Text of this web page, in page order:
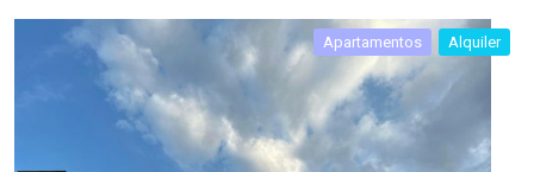
Apartamentos Alquiler